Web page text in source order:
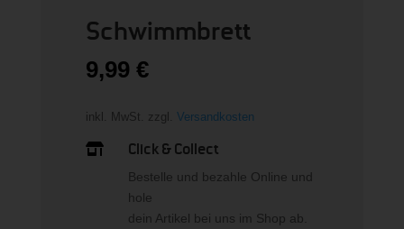
Schwimmbrett
9,99 €
inkl. MwSt. zzgl. Versandkosten
 Click & Collect
Bestelle und bezahle Online und
hole
dein Artikel bei uns im Shop ab.